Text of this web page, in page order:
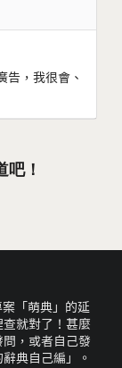
告，我很會、
吧！
「萌典」的延
就對了！甚麼
，或者自己發
典自己編」。